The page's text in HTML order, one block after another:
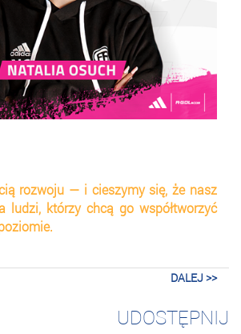
rozwoju — i cieszymy się, że nasz
ludzi, którzy chcą go współtworzyć
DALEJ >>
UDOSTĘPNIJ